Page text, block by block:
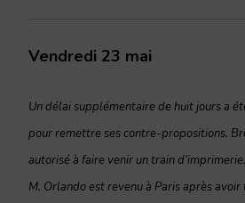
Vendredi 23 mai
Un délai supplémentaire de huit jours a
pour remettre ses contre-propositions.
autorisé à faire venir un train d’imprimerie.
M. Orlando est revenu à Paris après